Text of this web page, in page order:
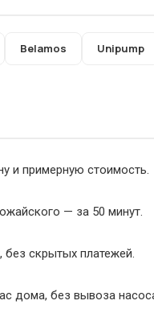
Belamos Unipump
и примерную стоимость.
— за 50 минут.
скрытых платежей.
дома, без вывоза